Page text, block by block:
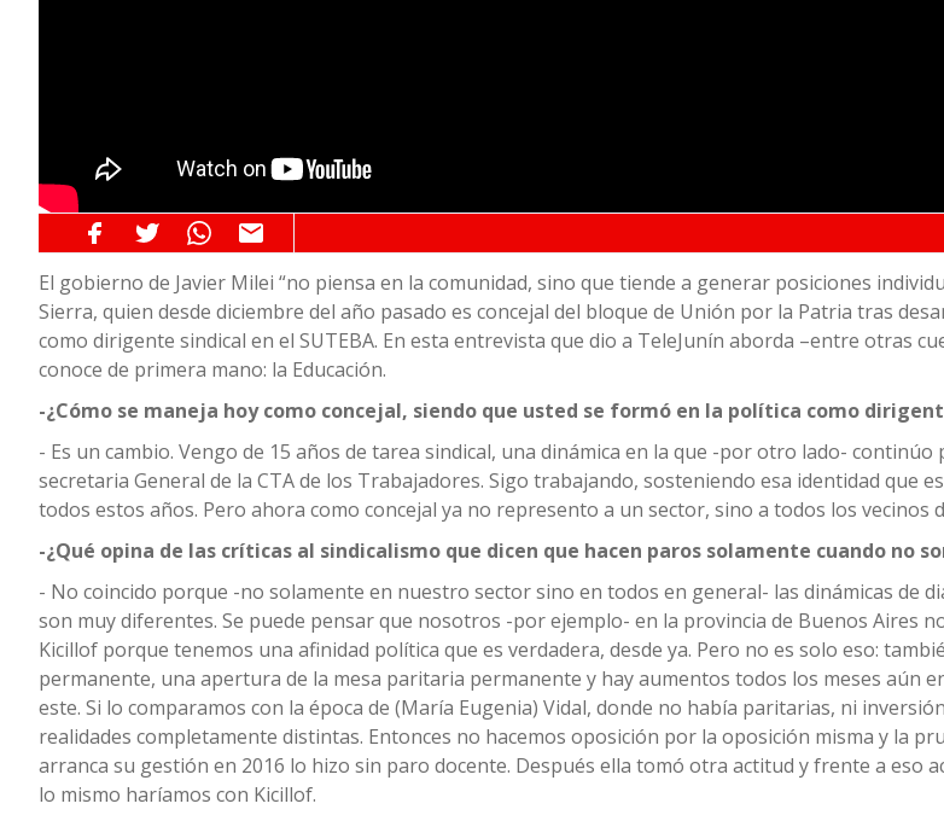
El gobierno de Javier Milei “no piensa en la comunidad, sino que tiende a generar posiciones
Sierra, quien desde diciembre del año pasado es concejal del bloque de Unión por la Patria tras
como dirigente sindical en el SUTEBA. En esta entrevista que dio a TeleJunín aborda –entre otras
conoce de primera mano: la Educación.
-¿Cómo se maneja hoy como concejal, siendo que usted se formó en la política como
- Es un cambio. Vengo de 15 años de tarea sindical, una dinámica en la que -por otro lado-
secretaria General de la CTA de los Trabajadores. Sigo trabajando, sosteniendo esa identidad que
todos estos años. Pero ahora como concejal ya no represento a un sector, sino a todos los vecinos
-¿Qué opina de las críticas al sindicalismo que dicen que hacen paros solamente cuando no
- No coincido porque -no solamente en nuestro sector sino en todos en general- las dinámicas de
son muy diferentes. Se puede pensar que nosotros -por ejemplo- en la provincia de Buenos Aires
Kicillof porque tenemos una afinidad política que es verdadera, desde ya. Pero no es solo eso:
permanente, una apertura de la mesa paritaria permanente y hay aumentos todos los meses aún
este. Si lo comparamos con la época de (María Eugenia) Vidal, donde no había paritarias, ni
realidades completamente distintas. Entonces no hacemos oposición por la oposición misma y la
arranca su gestión en 2016 lo hizo sin paro docente. Después ella tomó otra actitud y frente a eso
lo mismo haríamos con Kicillof.